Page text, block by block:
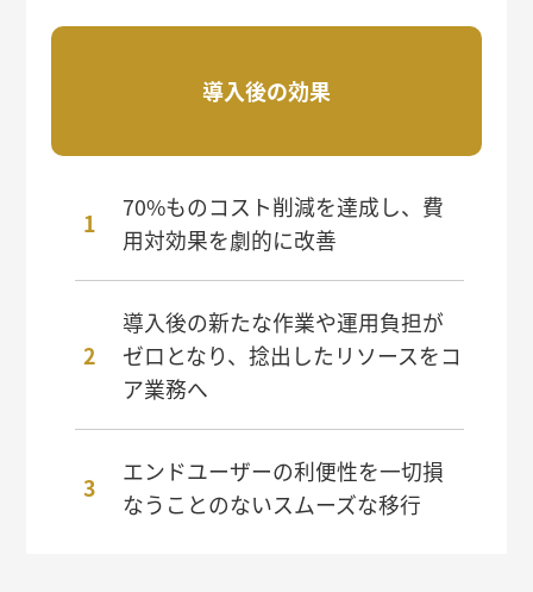
導入後の効果
70%ものコスト削減を達成し、費
用対効果を劇的に改善
導入後の新たな作業や運用負担が
ゼロとなり、捻出したリソースをコ
ア業務へ
エンドユーザーの利便性を一切損
なうことのないスムーズな移行